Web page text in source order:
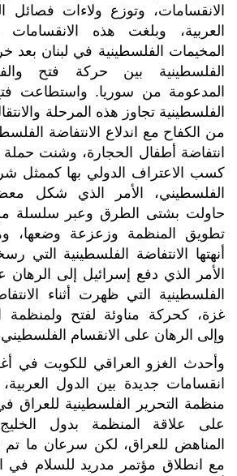
الانقسامات، وتوزع ولاءات فصائل
العربية، وبلغت هذه
المخيمات الفلسطينية في لبنان بعد
الفلسطينية بين حركة فتح
المدعومة من سوريا. واستطاعت
الفلسطينية تجاوز هذه المرحلة
انتفاضة أطفال الحجارة، وشنت
كسب الاعتراف الدولي بها كممثل
الفلسطيني، الأمر الذي شكل
حاولت بشتى الطرق وعبر سلسلة
تطويق المنظمة وزعزعة وضعها،
أنهتها الانتفاضة الفلسطينية
الأمر الذي دفع إسرائيل إلى
الفلسطينية التي ظهرت أثناء
غزة، كحركة مناوئة لفتح ولمنظمة
وإلى الرهان على الانقسام
انقسامات جديدة بين الدول العربية،
منظمة التحرير الفلسطينية للعراق
على علاقة المنظمة بدول
المناهض للعراق، لكن سرعان ما تم
مع انطلاق مؤتمر مدريد للسلام